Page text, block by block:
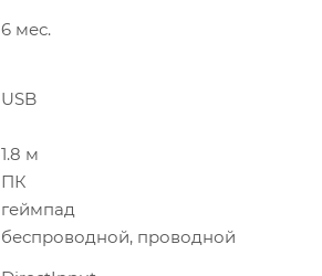
6 мес.
USB
1.8 м
ПК
геймпад
беспроводной, проводной